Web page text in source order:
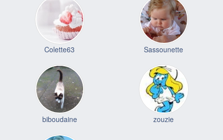
Colette63 Sassounette
biboudaine zouzie